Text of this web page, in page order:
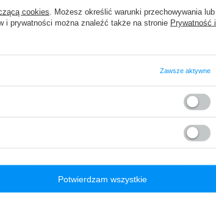
cookies . Możesz określić warunki przechowywania lub
i prywatności można znaleźć także na stronie Prywatność i
Zawsze aktywne
Potwierdzam wszystkie